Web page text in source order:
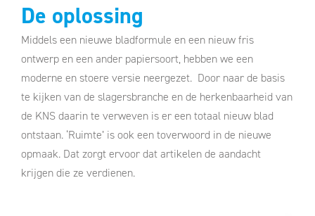
De oplossing
Middels een nieuwe bladformule en een nieuw fris
ontwerp en een ander papiersoort, hebben we een
moderne en stoere versie neergezet. Door naar de basis
te kijken van de slagersbranche en de herkenbaarheid van
de KNS daarin te verweven is er een totaal nieuw blad
ontstaan. ‘Ruimte’ is ook een toverwoord in de nieuwe
opmaak. Dat zorgt ervoor dat artikelen de aandacht
krijgen die ze verdienen.